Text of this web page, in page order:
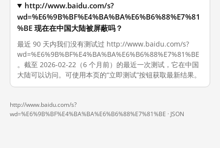
http://www.baidu.com/s?
wd=%E6%9B%BF%E4%BA%BA%E6%B6%88%E7%81
%BE 现在在中国大陆被屏蔽吗？
最近 90 天内我们没有测试过 http://www.baidu.com/s?
wd=%E6%9B%BF%E4%BA%BA%E6%B6%88%E7%81%BE
。截至 2026-02-22（6 个月前）的最近一次测试，它在中国
大陆可以访问。可使用本页的“立即测试”按钮获取最新结果。
http://www.baidu.com/s?
wd=%E6%9B%BF%E4%BA%BA%E6%B6%88%E7%81%BE · JSON